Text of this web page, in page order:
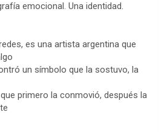
emocional. Una identidad.
es una artista argentina que
un símbolo que la sostuvo, la
primero la conmovió, después la